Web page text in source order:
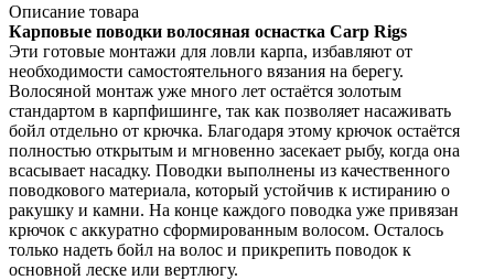
Описание товара
Карповые поводки волосяная оснастка Carp Rigs
Эти готовые монтажи для ловли карпа, избавляют от
необходимости самостоятельного вязания на берегу.
Волосяной монтаж уже много лет остаётся золотым
стандартом в карпфишинге, так как позволяет насаживать
бойл отдельно от крючка. Благодаря этому крючок остаётся
полностью открытым и мгновенно засекает рыбу, когда она
всасывает насадку. Поводки выполнены из качественного
поводкового материала, который устойчив к истиранию о
ракушку и камни. На конце каждого поводка уже привязан
крючок с аккуратно сформированным волосом. Осталось
только надеть бойл на волос и прикрепить поводок к
основной леске или вертлюгу.